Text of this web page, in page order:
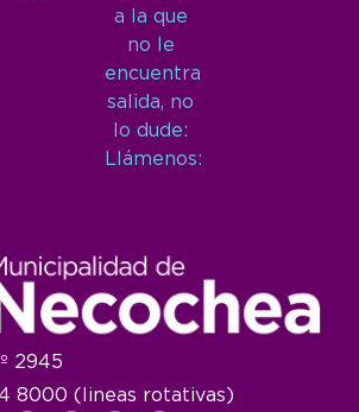
a la que
no le
encuentra
salida, no
lo dude:
Llámenos:
2945
8000 (lineas rotativas)